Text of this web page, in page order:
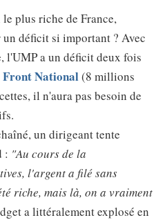
plus riche de France,
déficit si important ? Avec
l'UMP a un déficit deux fois
Front National(8 millions
il n'aura pas besoin de
un dirigeant tente
: "Au cours de la
l'argent a filé sans
riche, mais là, on a vraiment
a littéralement explosé en